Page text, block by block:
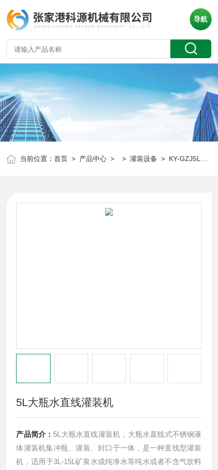
导航
当前位置：首页 > 产品中心 > >灌装设备 > KY-GZJ5L大瓶水直线灌装机
5L大瓶水直线灌装机
产品简介： 5L大瓶水直线灌装机，大瓶水直线式不锈钢液
体灌装机集冲瓶、灌装、封口于一体，是一种直线型灌装
机，适用于3L-15L矿泉水或纯净水等纯水或者不含气饮料